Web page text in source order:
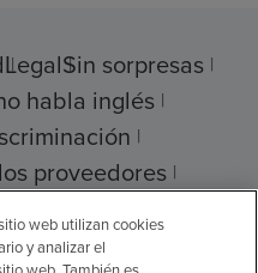
LegalSin sorpresas
habla inglés
proveedores
de precios
web utilizan cookies
y analizar el